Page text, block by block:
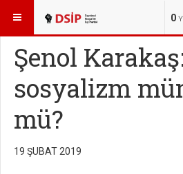
0
BURADASINIZ: KÜTÜPHANE
Şenol
sosyalizm
mü?
19 ŞUBAT 2019